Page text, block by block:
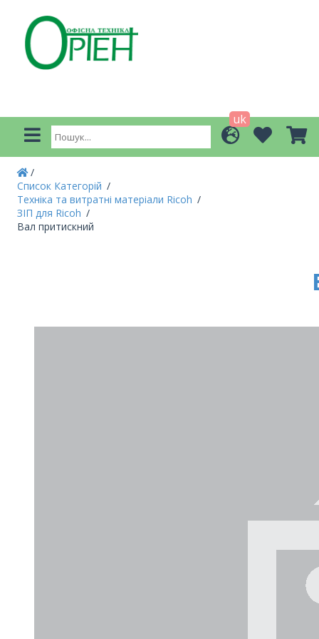
uk
Список Категорій
Техніка та витратні матеріали Ricoh
ЗІП для Ricoh
Вал притискний